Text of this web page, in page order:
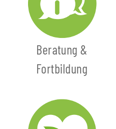
Beratung &
Fortbildung